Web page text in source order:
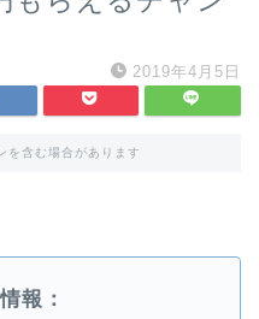
2019年4月5日
を含む場合があります
報：